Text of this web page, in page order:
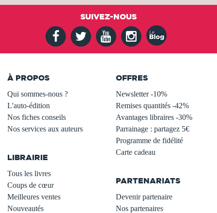
SUIVEZ-NOUS
À PROPOS
Qui sommes-nous ?
L'auto-édition
Nos fiches conseils
Nos services aux auteurs
LIBRAIRIE
Tous les livres
Coups de cœur
Meilleures ventes
Nouveautés
OFFRES
Newsletter -10%
Remises quantités -42%
Avantages libraires -30%
Parrainage : partagez 5€
Programme de fidélité
Carte cadeau
PARTENARIATS
Devenir partenaire
Nos partenaires